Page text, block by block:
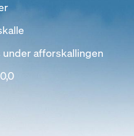
afforskallingen